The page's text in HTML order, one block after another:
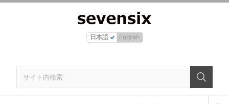
日本語 English